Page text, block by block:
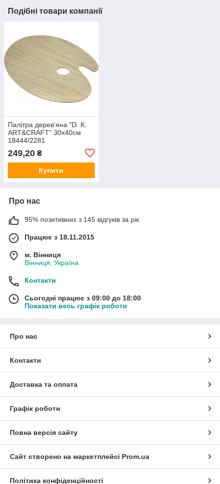
Подібні товари компанії
Палітра дерев'яна "D. K.
ART&CRAFT" 30х40см
18444/2281
249,20 ₴
Купити
Про нас
95% позитивних з 145 відгуків за рік
Працює з 18.11.2015
м. Вінниця
Вінниця, Україна
Контакти
Сьогодні працює з 09:00 до 18:00
Показати весь графік роботи
Про нас
Контакти
Доставка та оплата
Графік роботи
Повна версія сайту
Сайт створено на маркетплейсі Prom.ua
Політика конфіденційності